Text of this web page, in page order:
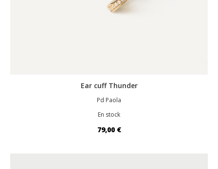
Ear cuff Thunder
Pd Paola
En stock
79,00 €